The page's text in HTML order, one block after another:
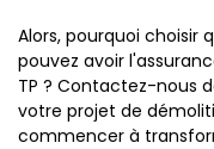
Alors, pourquoi choisir
pouvez avoir
TP ? Contactez-nous
votre projet de
commencer à